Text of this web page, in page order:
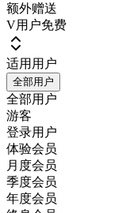
额外赠送
V用户免费
适用用户
全部用户
全部用户
游客
登录用户
体验会员
月度会员
季度会员
年度会员